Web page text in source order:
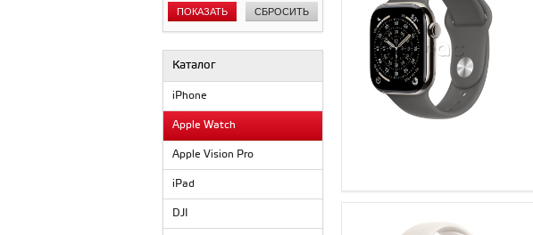
Синий
Сияющая звезда
Черный
ПОКАЗАТЬ СБРОСИТЬ
Каталог
iPhone
Apple Watch
Apple Vision Pro
iPad
DJI